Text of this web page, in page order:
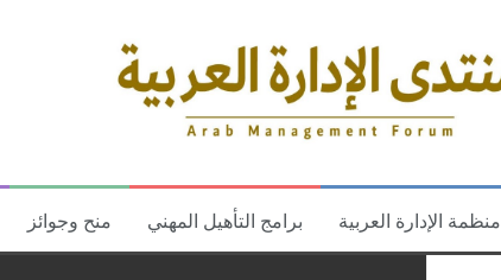
منح وجوائز برامج التأهيل المهني منظمة الإدارة العربية